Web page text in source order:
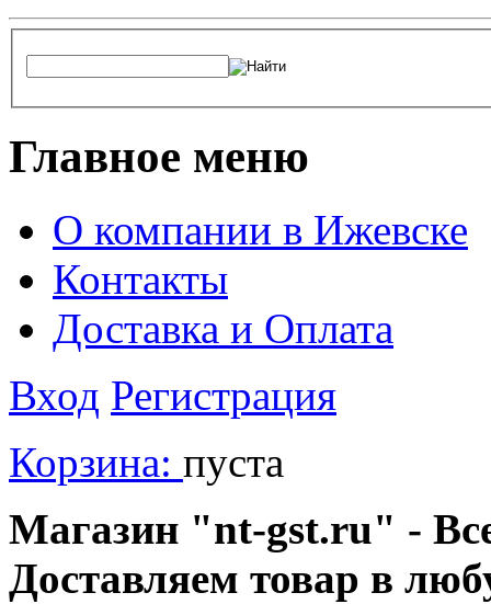
Главное меню
О компании в Ижевске
Контакты
Доставка и Оплата
Вход Регистрация
Корзина: пуста
Магазин "nt-gst.ru" -
Доставляем товар в